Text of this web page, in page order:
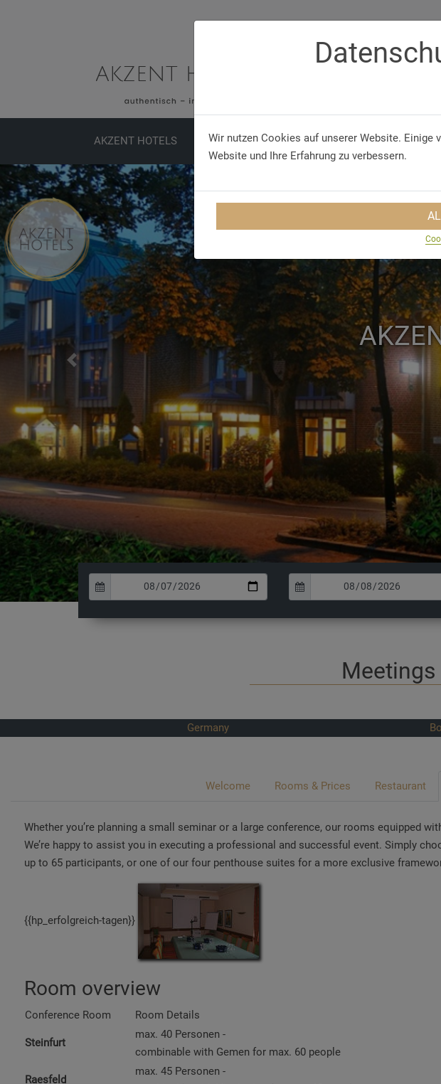
AKZENT HOTELS SPECIALS MEETINGS & CONFERENCES
Previous
Germany
Welcome Rooms & Prices Restaurant
Whether you’re planning a small seminar or a large conference, our rooms equipped
We’re happy to assist you in executing a professional and successful event. Simply
up to 65 participants, or one of our four penthouse suites for a more exclusive
{{hp_erfolgreich-tagen}}
Room overview
Conference Room Room Details
Steinfurt
max. 40 Personen -
combinable with Gemen for max. 60 people
Raesfeld
max. 45 Personen -
Wir nutzen Cookies auf unserer Website. Einige
Website und Ihre Erfahrung zu verbessern.